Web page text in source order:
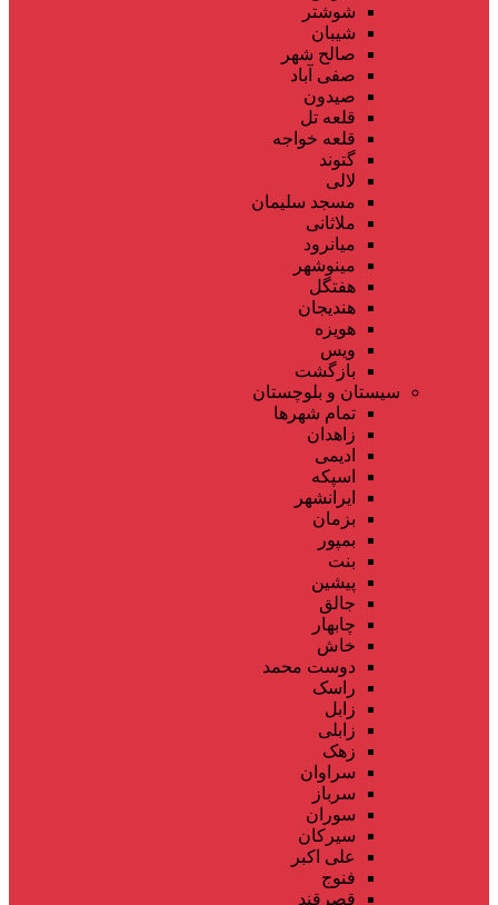
شوشتر
شیبان
صالح شهر
صفی آباد
صیدون
قلعه تل
قلعه خواجه
گتوند
لالی
مسجد سلیمان
ملاثانی
میانرود
مینوشهر
هفتگل
هندیجان
هویزه
ویس
بازگشت
سیستان و بلوچستان
تمام شهر‌ها
زاهدان
ادیمی
اسپکه
ایرانشهر
بزمان
بمپور
بنت
پیشین
جالق
چابهار
خاش
دوست محمد
راسک
زابل
زابلی
زهک
سراوان
سرباز
سوران
سیرکان
علی اکبر
فنوج
قصرقند